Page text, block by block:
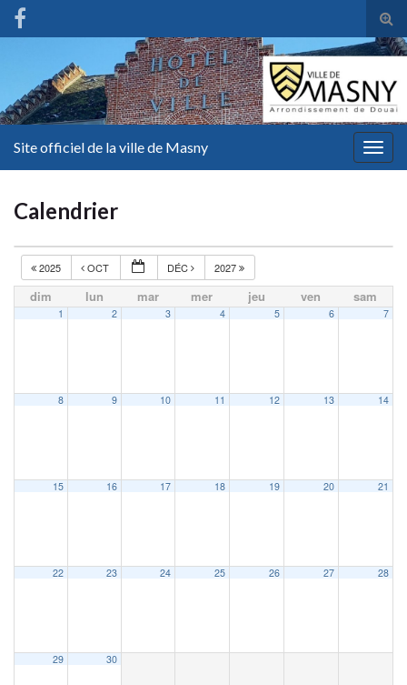
Site officiel de la ville de Masny
Calendrier
2025 OCT DÉC 2027
dim lun mar mer jeu ven sam
1 2 3 4 5 6 7
8 9 10 11 12 13 14
15 16 17 18 19 20 21
22 23 24 25 26 27 28
29 30